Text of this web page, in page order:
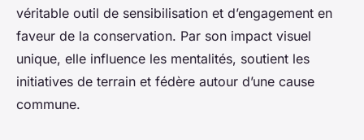
véritable outil de sensibilisation et d’engagement en
faveur de la conservation. Par son impact visuel
unique, elle influence les mentalités, soutient les
initiatives de terrain et fédère autour d’une cause
commune.